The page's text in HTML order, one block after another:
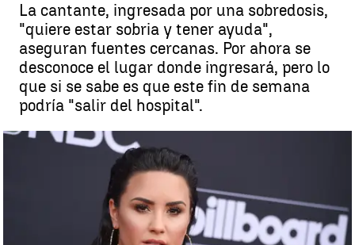
La cantante, ingresada por una sobredosis,
"quiere estar sobria y tener ayuda",
aseguran fuentes cercanas. Por ahora se
desconoce el lugar donde ingresará, pero lo
que si se sabe es que este fin de semana
podría "salir del hospital".